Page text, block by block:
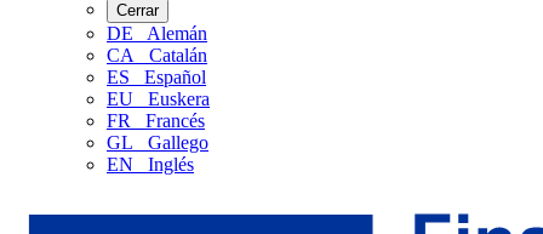
Cerrar
DE
Alemán
CA
Catalán
ES
Español
EU
Euskera
FR
Francés
GL
Gallego
EN
Inglés